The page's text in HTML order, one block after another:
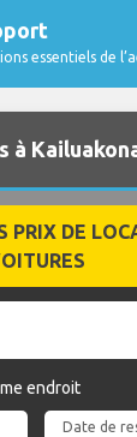
essentiels de
à
PRIX DE
endroit
Date de